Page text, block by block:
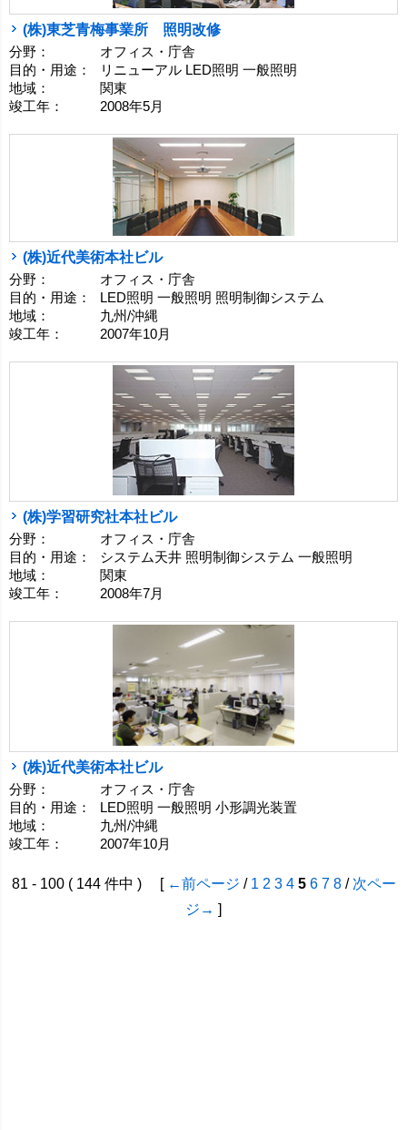
(株)東芝青梅事業所 照明改修
分野：
オフィス・庁舎
目的・用途：
リニューアル LED照明 一般照明
地域：
関東
竣工年：
2008年5月
(株)近代美術本社ビル
分野：
オフィス・庁舎
目的・用途：
LED照明 一般照明 照明制御システム
地域：
九州/沖縄
竣工年：
2007年10月
(株)学習研究社本社ビル
分野：
オフィス・庁舎
目的・用途：
システム天井 照明制御システム 一般照明
地域：
関東
竣工年：
2008年7月
(株)近代美術本社ビル
分野：
オフィス・庁舎
目的・用途：
LED照明 一般照明 小形調光装置
地域：
九州/沖縄
竣工年：
2007年10月
81 - 100 ( 144 件中 ) [ ←前ページ / 1 2 3 4 5 6 7 8/ 次ペー
ジ→ ]